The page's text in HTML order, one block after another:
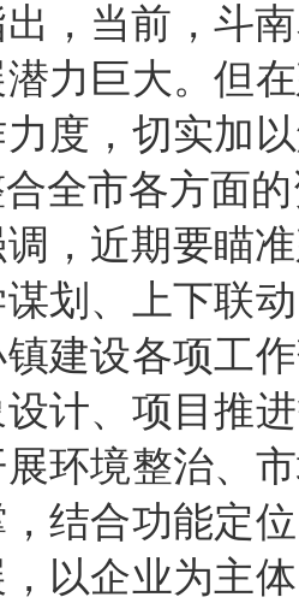
当前，斗南
力巨大。但
度，切实加
全市各方面
近期要瞄准
划、上下联
建设各项工
计、项目推
环境整治、
结合功能定
以企业为主